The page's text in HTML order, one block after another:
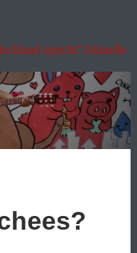
spricht"Aktuelle